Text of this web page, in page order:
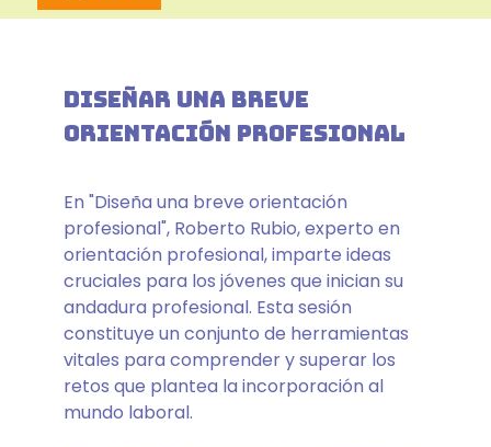
DISEÑAR UNA BREVE
ORIENTACIÓN PROFESIONAL
En "Diseña una breve orientación
profesional", Roberto Rubio, experto en
orientación profesional, imparte ideas
cruciales para los jóvenes que inician su
andadura profesional. Esta sesión
constituye un conjunto de herramientas
vitales para comprender y superar los
retos que plantea la incorporación al
mundo laboral.